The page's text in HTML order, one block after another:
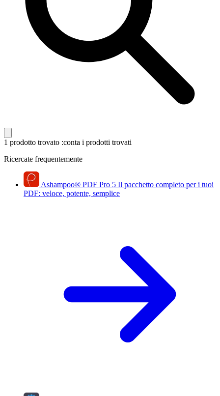
1 prodotto trovato :conta i prodotti trovati
Ricercate frequentemente
Ashampoo® PDF Pro 5 Il pacchetto completo per i tuoi
PDF: veloce, potente, semplice